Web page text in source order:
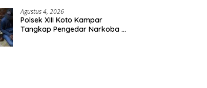
Agustus 4, 2026
Polsek XIII Koto Kampar
Tangkap Pengedar Narkoba di